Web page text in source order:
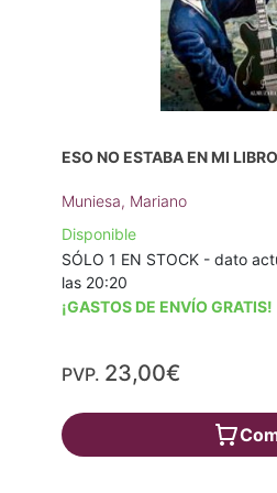
ESO NO ESTABA EN MI
Muniesa, Mariano
Disponible
SÓLO 1 EN STOCK - dato
las 20:20
¡GASTOS DE ENVÍO GRATIS!
PVP. 23,00€